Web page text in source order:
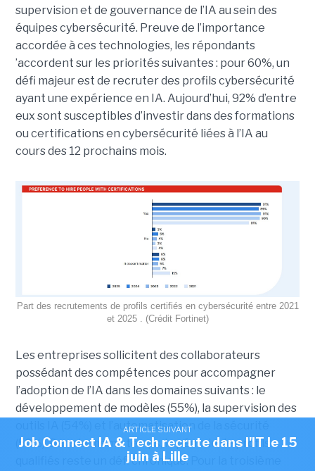
supervision et de gouvernance de l’IA au sein des
équipes cybersécurité. Preuve de l’importance
accordée à ces technologies, les répondants
’accordent sur les priorités suivantes : pour 60%, un
défi majeur est de recruter des profils cybersécurité
ayant une expérience en IA. Aujourd’hui, 92% d’entre
eux sont susceptibles d’investir dans des formations
ou certifications en cybersécurité liées à l’IA au
cours des 12 prochains mois.
Part des recrutements de profils certifiés en cybersécurité entre 2021
et 2025 . (Crédit Fortinet)
Les entreprises sollicitent des collaborateurs
possédant des compétences pour accompagner
l’adoption de l’IA dans les domaines suivants : le
développement de modèles (55%), la supervision des
outils IA (54%) et l’automatisation de la sécurité
(52%). Dans le même temps, la pénurie de profils
qualifiés reste un défi chronique. Pour la troisième
ARTICLE SUIVANT
Job Connect IA & Tech recrute dans l'IT le 15
juin à Lille